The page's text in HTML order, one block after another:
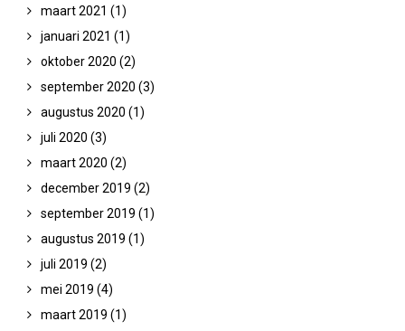
maart 2021 (1)
januari 2021 (1)
oktober 2020 (2)
september 2020 (3)
augustus 2020 (1)
juli 2020 (3)
maart 2020 (2)
december 2019 (2)
september 2019 (1)
augustus 2019 (1)
juli 2019 (2)
mei 2019 (4)
maart 2019 (1)